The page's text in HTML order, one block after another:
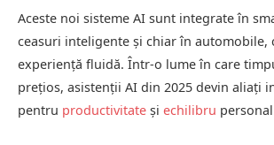
Aceste noi sisteme AI sunt integrate în
ceasuri inteligente și chiar în automobile,
experiență fluidă. Într-o lume în care
prețios, asistenții AI din 2025 devin aliați
pentru productivitate și echilibru